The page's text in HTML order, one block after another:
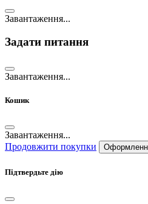
Завантаження...
Задати питання
Завантаження...
Кошик
Завантаження...
Продовжити покупки
Підтвердьте дію